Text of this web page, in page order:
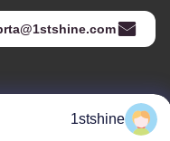
العنوان
1stshine